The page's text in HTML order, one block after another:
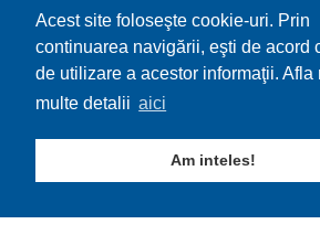
Acest site foloseşte cookie-uri. Prin
continuarea navigării, eşti de acord
de utilizare a acestor informaţii. Afla
multe detalii aici
Am inteles!